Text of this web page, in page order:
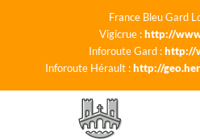
France Bleu Gard
Vigicrue :http://
Inforoute Gard :http://
Inforoute Hérault :http://